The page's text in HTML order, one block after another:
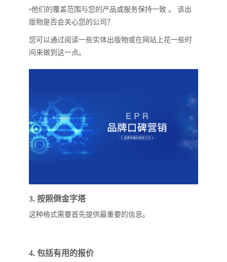
•他们的覆盖范围与您的产品或服务保持一致 。 该出
版物是否会关心您的公司？
您可以通过阅读一些实体出版物或在网站上花一些时
间来做到这一点。
3. 按照倒金字塔
这种格式需要首先提供最重要的信息。
4. 包括有用的报价